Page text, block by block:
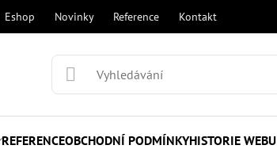
Eshop Novinky Reference Kontakt
REFERENCEOBCHODNÍ PODMÍNKYHISTORIE WEBU